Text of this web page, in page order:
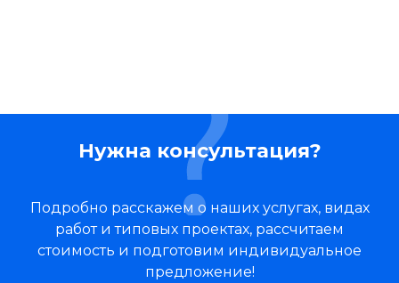
Нужна консультация?
Подробно расскажем о наших услугах, видах
работ и типовых проектах, рассчитаем
стоимость и подготовим индивидуальное
предложение!